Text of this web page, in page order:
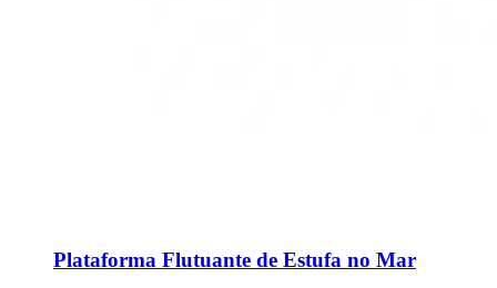
Plataforma Flutuante de Estufa no Mar